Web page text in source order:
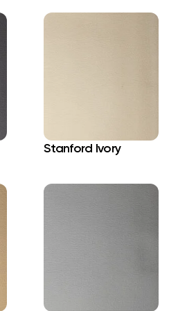
Stanford Ivory